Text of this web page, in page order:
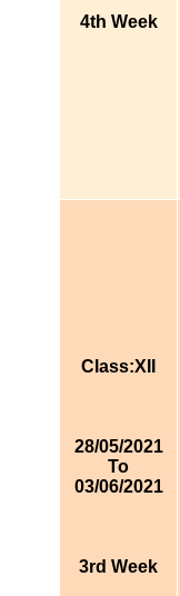
4th Week
Class:XII
28/05/2021
To
03/06/2021
3rd Week